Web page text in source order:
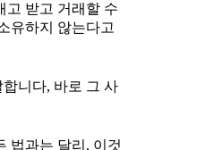
고 받고 거래할 수
유하지 않는다고
니다, 바로 그 사
법과는 달리, 이것